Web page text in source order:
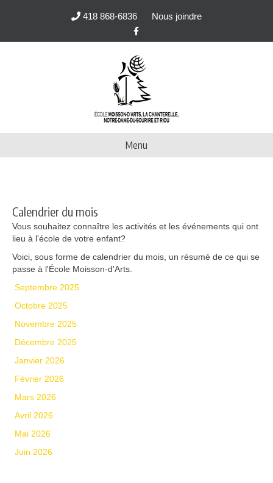
418 868-6836
Nous joindre
Facebook
Menu
Calendrier du mois
Vous souhaitez connaître les activités et les événements qui ont
lieu à l'école de votre enfant?
Voici, sous forme de calendrier du mois, un résumé de ce qui se
passe à l'École Moisson-d'Arts.
Septembre 2025
Octobre 2025
Novembre 2025
Décembre 2025
Janvier 2026
Février 2026
Mars 2026
Avril 2026
Mai 2026
Juin 2026